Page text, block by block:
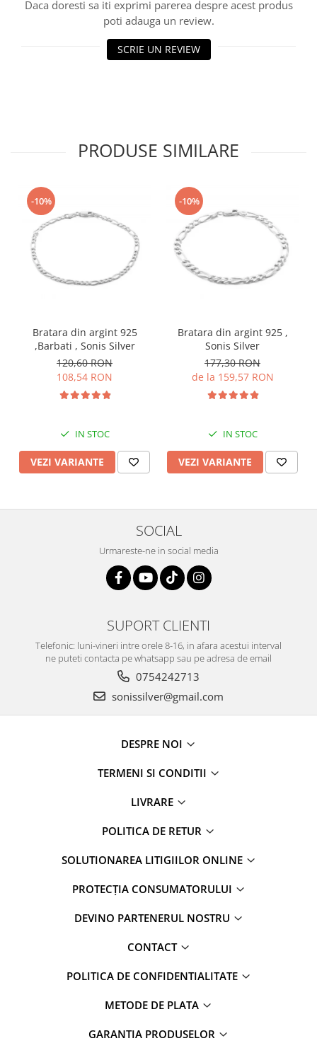
Daca doresti sa iti exprimi parerea despre acest produs
poti adauga un review.
SCRIE UN REVIEW
PRODUSE SIMILARE
-10%
Bratara din argint 925
,Barbati , Sonis Silver
120,60 RON
108,54 RON
IN STOC
VEZI VARIANTE
-10%
Bratara din argint 925 ,
Sonis Silver
177,30 RON
de la 159,57 RON
IN STOC
VEZI VARIANTE
SOCIAL
Urmareste-ne in social media
SUPORT CLIENTI
Telefonic: luni-vineri intre orele 8-16, in afara acestui interval
ne puteti contacta pe whatsapp sau pe adresa de email
0754242713
sonissilver@gmail.com
DESPRE NOI
TERMENI SI CONDITII
LIVRARE
POLITICA DE RETUR
SOLUTIONAREA LITIGIILOR ONLINE
PROTECȚIA CONSUMATORULUI
DEVINO PARTENERUL NOSTRU
CONTACT
POLITICA DE CONFIDENTIALITATE
METODE DE PLATA
GARANTIA PRODUSELOR